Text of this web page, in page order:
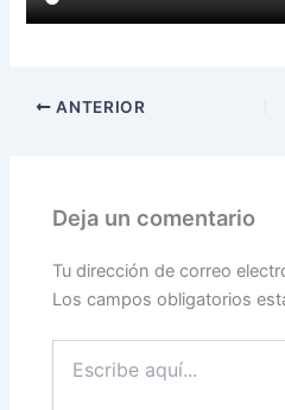
ANTERIOR
Deja un comentario
Tu dirección de correo
Los campos obligatorios
aquí...